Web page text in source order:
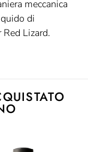
meccanica
di
Lizard.